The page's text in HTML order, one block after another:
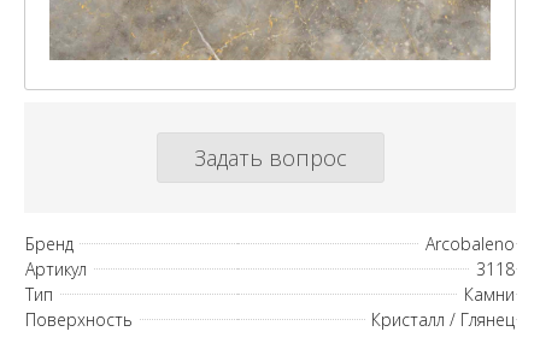
Задать вопрос
Бренд
Arcobaleno
Артикул
3118
Тип
Камни
Поверхность
Кристалл / Глянец